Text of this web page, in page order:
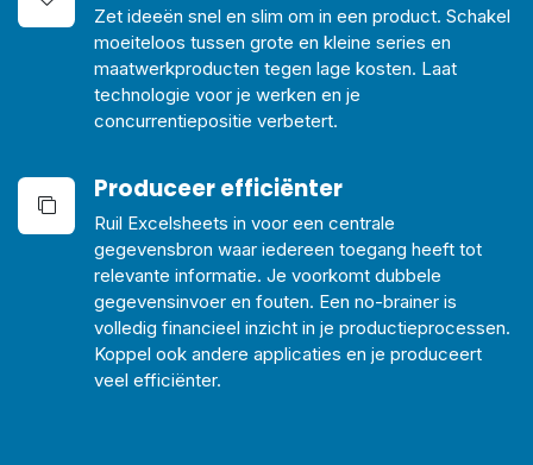
Zet ideeën snel en slim om in een product. Schakel
moeiteloos tussen grote en kleine series en
maatwerkproducten tegen lage kosten. Laat
technologie voor je werken en je
concurrentiepositie verbetert.
Produceerefficiënter
Ruil Excelsheets in voor een centrale
gegevensbron waar iedereen toegang heeft tot
relevante informatie. Je voorkomt dubbele
gegevensinvoer en fouten. Een no-brainer is
volledig financieel inzicht in je productieprocessen.
Koppel ook andere applicaties en je produceert
veel efficiënter.